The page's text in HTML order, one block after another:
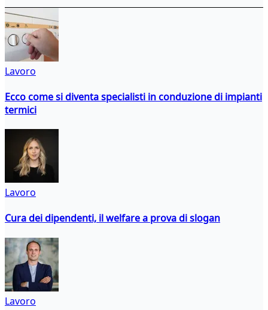
Lavoro
Ecco come si diventa specialisti in conduzione di impianti
termici
Lavoro
Cura dei dipendenti, il welfare a prova di slogan
Lavoro